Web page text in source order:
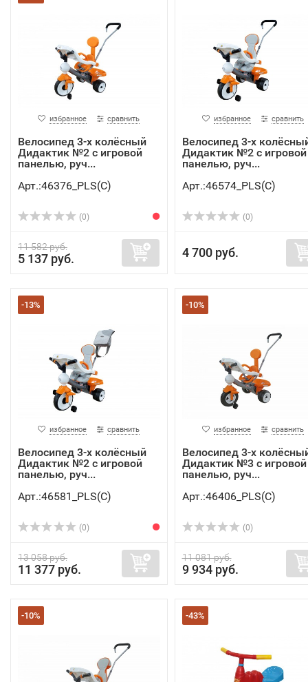
избранное сравнить
Велосипед 3-х колёсный
Дидактик №2 с игровой
панелью, руч...
Арт.:46376_PLS(C)
(0)
11 582 руб.
5 137 руб.
избранное сравнить
Велосипед 3-х
Дидактик №2 с игровой
панелью, руч...
Арт.:46574_PLS(C)
(0)
4 700 руб.
-13%
избранное сравнить
Велосипед 3-х колёсный
Дидактик №2 с игровой
панелью, руч...
Арт.:46581_PLS(C)
(0)
13 058 руб.
11 377 руб.
-10%
избранное сравнить
Велосипед 3-х
Дидактик №3 с игровой
панелью, руч...
Арт.:46406_PLS(C)
(0)
11 081 руб.
9 934 руб.
-10% -43%